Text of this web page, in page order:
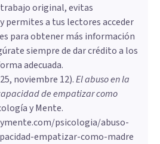
original, evitas
permites a tus lectores acceder
para obtener más información
siempre de dar crédito a los
adecuada.
noviembre 12).El abuso en la
de empatizar como
y Mente.
psicologia/abuso-
empatizar-como-madre